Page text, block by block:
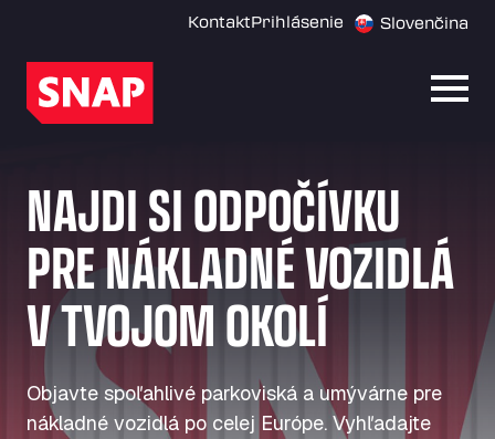
KontaktPrihlásenie Slovenčina
NAJDI SI ODPOČÍVKU
PRE NÁKLADNÉ VOZIDLÁ
V TVOJOM OKOLÍ
Objavte spoľahlivé parkoviská a umývárne pre
nákladné vozidlá po celej Európe. Vyhľadajte